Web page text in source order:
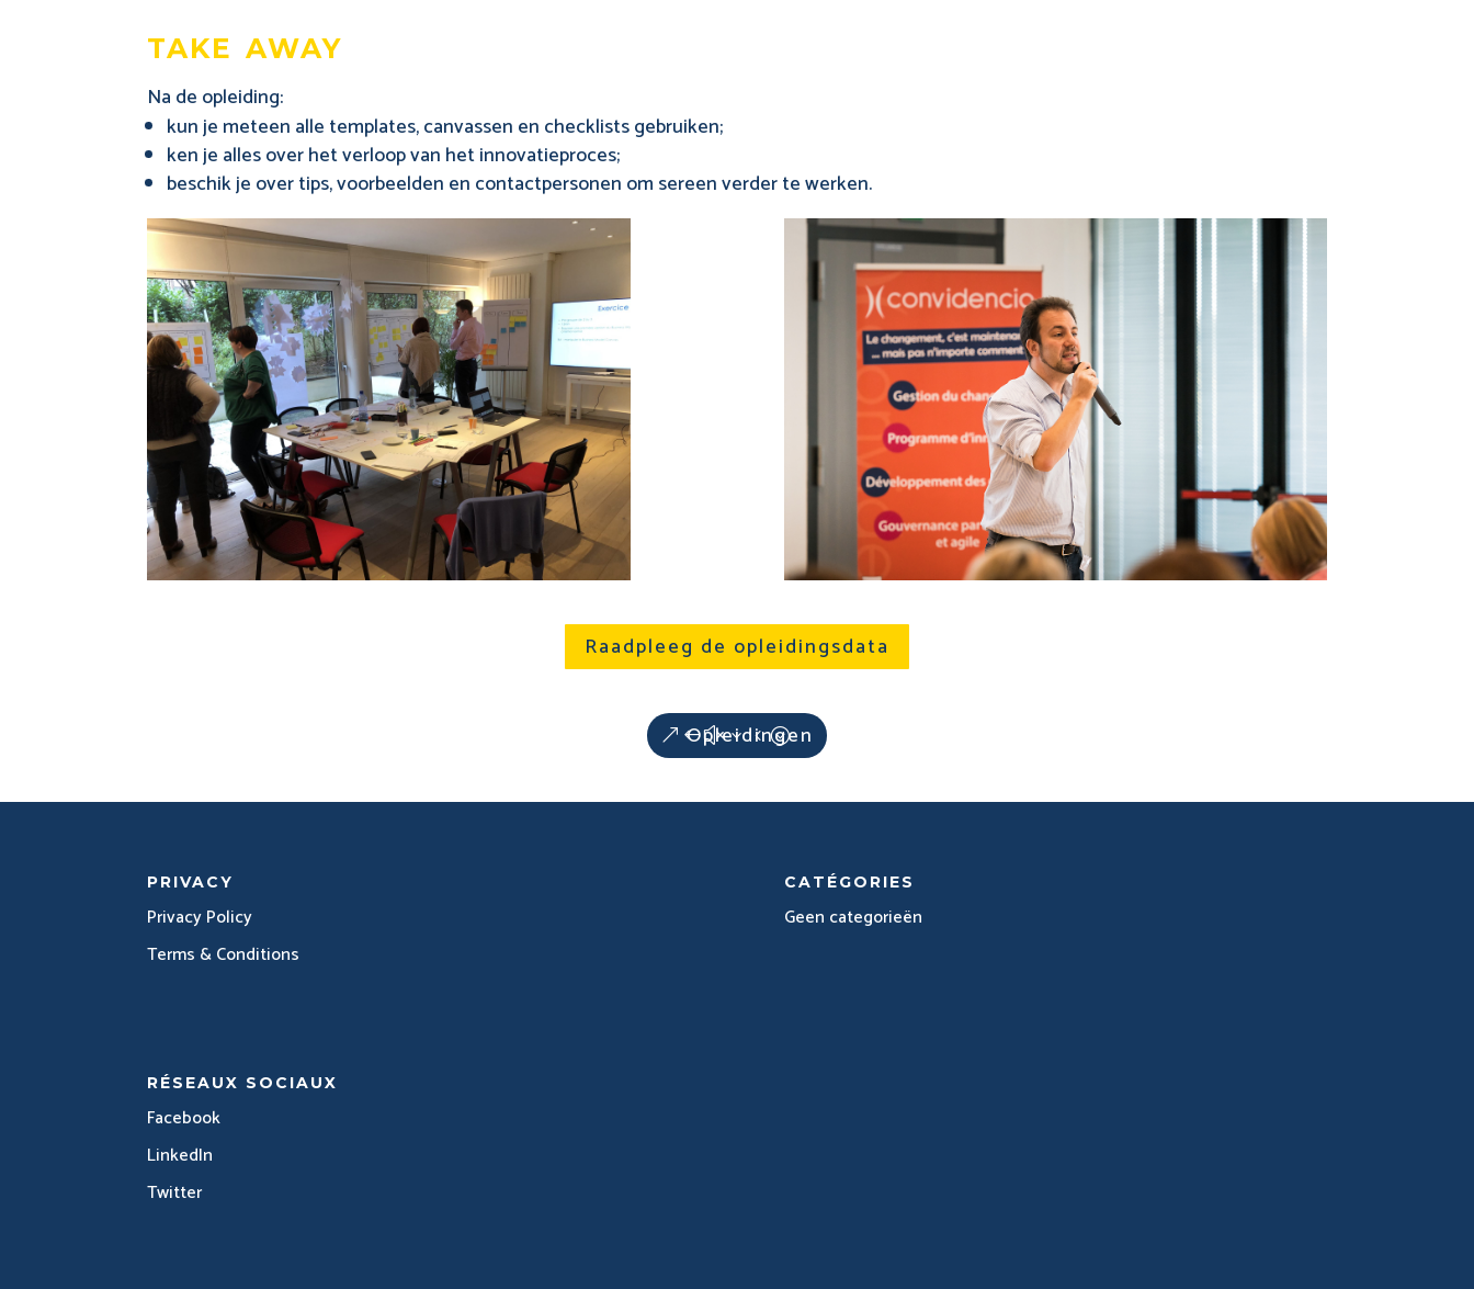
take away
Na de opleiding:
kun je meteen alle templates, canvassen en checklists gebruiken;
ken je alles over het verloop van het innovatieproces;
beschik je over tips, voorbeelden en contactpersonen om sereen verder te werken.
Raadpleeg de opleidingsdata
Opleidingen
PRIVACY
Privacy Policy
Terms & Conditions
RÉSEAUX SOCIAUX
Facebook
LinkedIn
Twitter
CATÉGORIES
Geen categorieën